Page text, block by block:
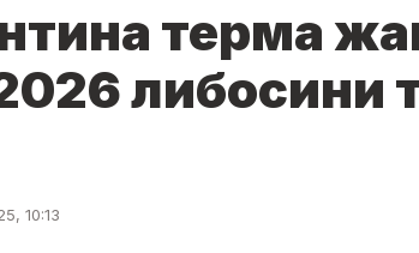
терма
либосини
10:13